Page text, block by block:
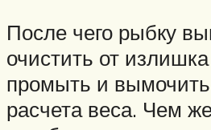
После чего рыбку
очистить от
промыть и
расчета веса. Чем